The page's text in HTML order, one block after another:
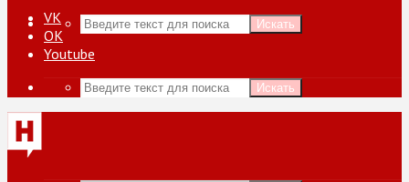
Искать
VK
ОК
Youtube
Искать